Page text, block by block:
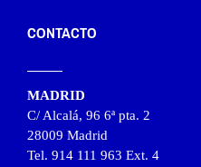
CONTACTO
MADRID
C/ Alcalá, 96 6ª pta. 2
28009 Madrid
Tel. 914 111 963 Ext. 4